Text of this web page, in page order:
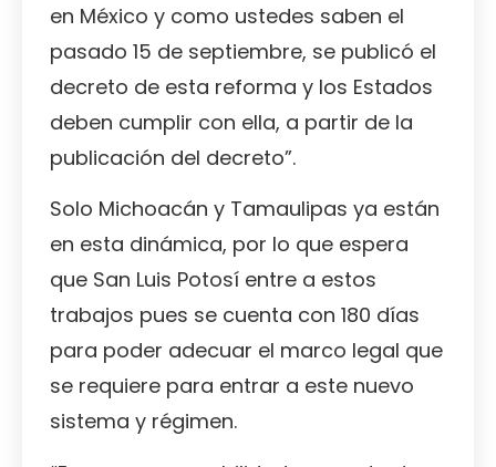
en México y como ustedes saben el
pasado 15 de septiembre, se publicó el
decreto de esta reforma y los Estados
deben cumplir con ella, a partir de la
publicación del decreto”.
Solo Michoacán y Tamaulipas ya están
en esta dinámica, por lo que espera
que San Luis Potosí entre a estos
trabajos pues se cuenta con 180 días
para poder adecuar el marco legal que
se requiere para entrar a este nuevo
sistema y régimen.